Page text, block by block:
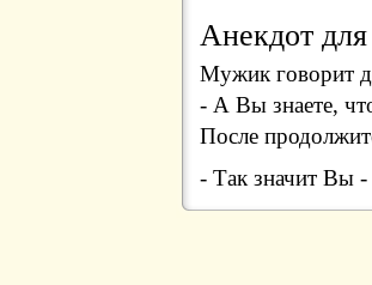
Анекдот
Мужик говорит
- А Вы знаете,
После
- Так значит Вы